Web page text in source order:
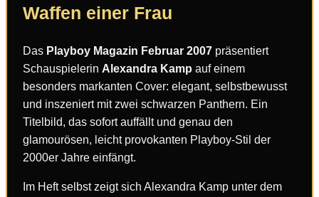
Waffen einer Frau
Das Playboy Magazin Februar 2007 präsentiert
Schauspielerin Alexandra Kamp auf einem
besonders markanten Cover: elegant, selbstbewusst
und inszeniert mit zwei schwarzen Panthern. Ein
Titelbild, das sofort auffällt und genau den
glamourösen, leicht provokanten Playboy-Stil der
2000er Jahre einfängt.
Im Heft selbst zeigt sich Alexandra Kamp unter dem